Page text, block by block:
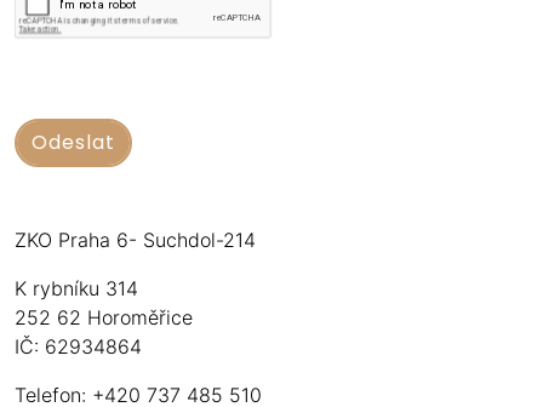
ZKO Praha 6- Suchdol-214
K rybníku 314
252 62 Horoměřice
IČ: 62934864
Telefon: +420 737 485 510